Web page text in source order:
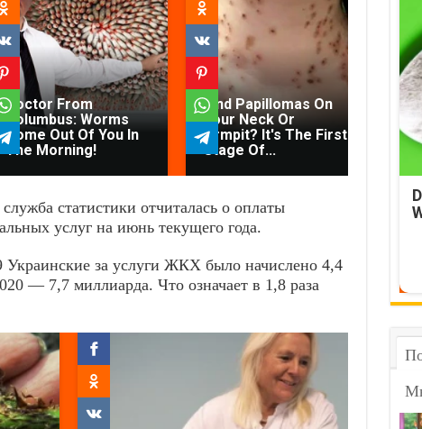
Doctor From
Columbus: Worms
Come Out Of You In
The Morning!
Find Papillomas On
Your Neck Or
Armpit? It's The First
Stage Of...
статистики отчиталась о оплаты
услуг на июнь текущего года.
за услуги ЖКХ было начислено 4,4
— 7,7 миллиарда. Что означает в 1,8 раза